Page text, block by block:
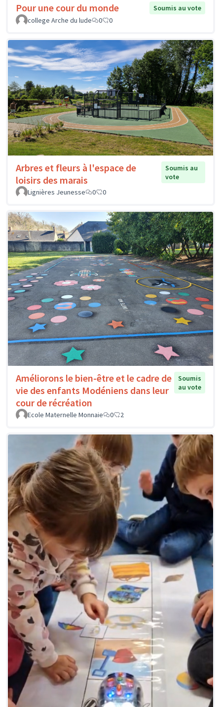
Pour une cour du monde
Soumis au vote
college Arche du lude
0 0
Arbres et fleurs à l'espace de
loisirs des marais
Soumis au
vote
Lignières Jeunesse
0 0
Améliorons le bien-être et le cadre de
vie des enfants Modéniens dans leur
cour de récréation
Soumis
au vote
Ecole Maternelle Monnaie 0 2